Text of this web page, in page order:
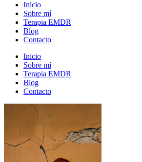
Inicio
Sobre mí
Terapia EMDR
Blog
Contacto
Inicio
Sobre mí
Terapia EMDR
Blog
Contacto